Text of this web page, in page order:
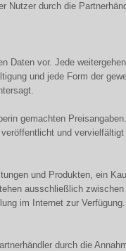
Nutzer durch die
Daten vor. Jede
und jede Form der
gemachten
und vervielfältigt
und Produkten, ein
ausschließlich
im Internet zur
durch die